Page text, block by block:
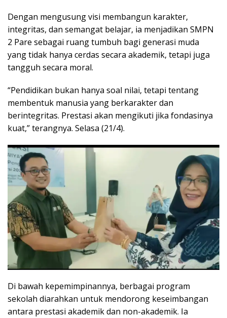
Dengan mengusung visi membangun karakter,
integritas, dan semangat belajar, ia menjadikan SMPN
2 Pare sebagai ruang tumbuh bagi generasi muda
yang tidak hanya cerdas secara akademik, tetapi juga
tangguh secara moral.
“Pendidikan bukan hanya soal nilai, tetapi tentang
membentuk manusia yang berkarakter dan
berintegritas. Prestasi akan mengikuti jika fondasinya
kuat,” terangnya. Selasa (21/4).
Di bawah kepemimpinannya, berbagai program
sekolah diarahkan untuk mendorong keseimbangan
antara prestasi akademik dan non-akademik. Ia